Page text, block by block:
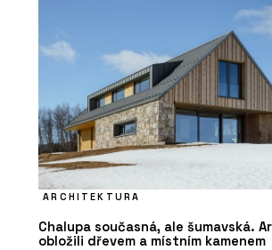
ARCHITEKTURA
Chalupa současná, ale šumavská.
obložili dřevem a místním kamenem